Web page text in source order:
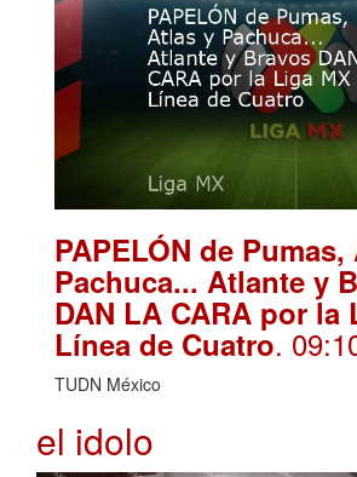
PAPELÓN de
Pachuca... Atlante y
DAN LA CARA por la
Línea de Cuatro.
TUDN México
el idolo